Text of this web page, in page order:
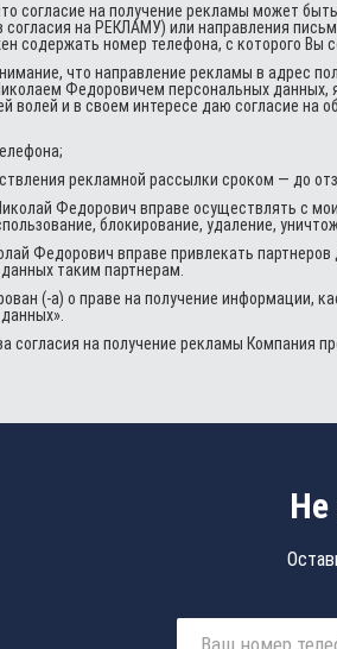
согласие на получение рекламы может
на РЕКЛАМУ) или направления
содержать номер телефона, с которого Вы
что направление рекламы в адрес
Федоровичем персональных данных,
волей и в своем интересе даю согласие
рекламной рассылки сроком — до
Федорович вправе осуществлять с
блокирование, удаление,
Федорович вправе привлекать
таким партнерам.
(-а) о праве на получение информации,
согласия на получение рекламы Компания